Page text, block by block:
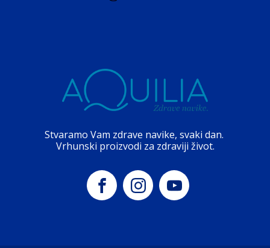
Stvaramo Vam zdrave navike, svaki dan.
Vrhunski proizvodi za zdraviji život.